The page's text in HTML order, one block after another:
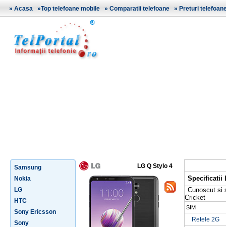
» Acasa »Top telefoane mobile » Comparatii telefoane » Preturi
Samsung
Nokia
LG
HTC
Sony Ericsson
Sony
LG Q Stylo 4
Specificatii
Cunoscut si
Cricket
SIM
Retele 2G